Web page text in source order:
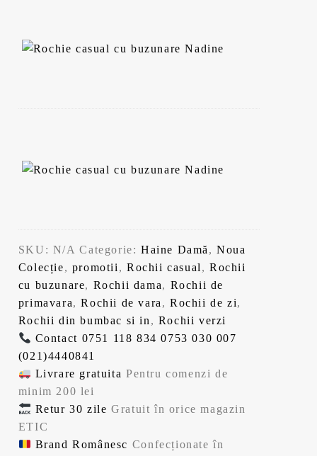
,
l
i
.
.
SKU: N/A Categorie: Haine Damă ,Noua
Colecție, promotii , Rochii casual , Rochii
cu buzunare, Rochii dama, Rochii de
primavara,Rochii de vara ,Rochii de zi,
Rochii din bumbac si in , Rochii verzi
Contact 0751 118 834 0753 030 007
(021)4440841
Livrare gratuita Pentru comenzi de
minim 200 lei
Retur 30 zile Gratuit în orice magazin
ETIC
Brand Românesc Confecționate în